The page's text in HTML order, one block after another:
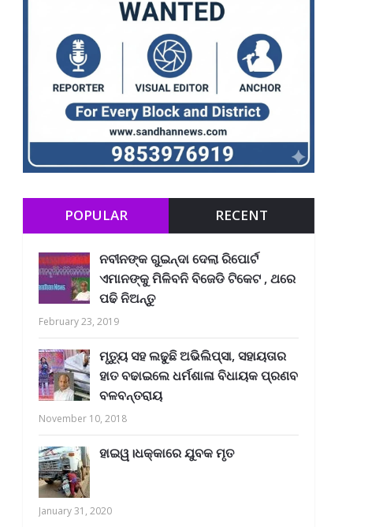
POPULAR RECENT
ନବୀନଙ୍କ ଗୁଇନ୍ଦା ଦେଲା ରିପୋର୍ଟ
ଏମାନଙ୍କୁ ମିଳିବନି ବିଜେଡି ଟିକେଟ , ଥରେ
ପଢି ନିଅନ୍ତୁ
February 23, 2019
ମୃତ୍ୟୁ ସହ ଲଢୁଛି ଅଭିଲିପ୍ସା, ସହାୟତାର
ହାତ ବଢାଇଲେ ଧର୍ମଶାଳା ବିଧାୟକ ପ୍ରଣବ
ବଳବନ୍ତରାୟ
November 10, 2018
ହାଇୱ।ଧକ୍କାରେ ଯୁବକ ମୃତ
January 31, 2020